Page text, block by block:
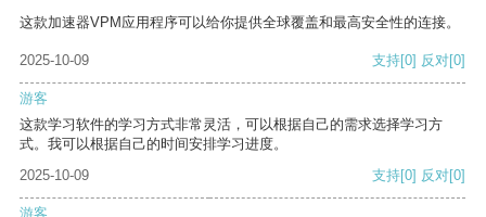
这款加速器VPM应用程序可以给你提供全球覆盖和最高安全性的连接。
2025-10-09 支持[0] 反对[0]
游客
这款学习软件的学习方式非常灵活，可以根据自己的需求选择学习方
式。我可以根据自己的时间安排学习进度。
2025-10-09
支持[0] 反对[0]
游客